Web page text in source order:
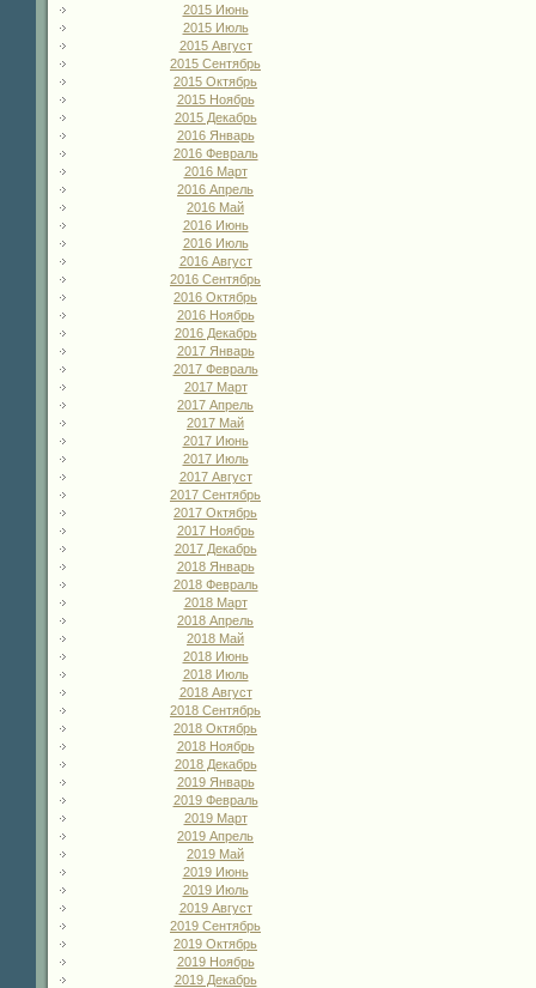
2015 Июнь
2015 Июль
2015 Август
2015 Сентябрь
2015 Октябрь
2015 Ноябрь
2015 Декабрь
2016 Январь
2016 Февраль
2016 Март
2016 Апрель
2016 Май
2016 Июнь
2016 Июль
2016 Август
2016 Сентябрь
2016 Октябрь
2016 Ноябрь
2016 Декабрь
2017 Январь
2017 Февраль
2017 Март
2017 Апрель
2017 Май
2017 Июнь
2017 Июль
2017 Август
2017 Сентябрь
2017 Октябрь
2017 Ноябрь
2017 Декабрь
2018 Январь
2018 Февраль
2018 Март
2018 Апрель
2018 Май
2018 Июнь
2018 Июль
2018 Август
2018 Сентябрь
2018 Октябрь
2018 Ноябрь
2018 Декабрь
2019 Январь
2019 Февраль
2019 Март
2019 Апрель
2019 Май
2019 Июнь
2019 Июль
2019 Август
2019 Сентябрь
2019 Октябрь
2019 Ноябрь
2019 Декабрь